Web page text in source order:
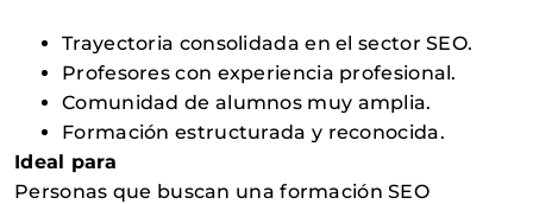
Trayectoria consolidada en el sector SEO.
Profesores con experiencia profesional.
Comunidad de alumnos muy amplia.
Formación estructurada y reconocida.
Ideal para
Personas que buscan una formación SEO